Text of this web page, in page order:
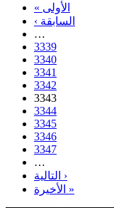
« الأولى
‹ السابقة
…
3339
3340
3341
3342
3343
3344
3345
3346
3347
…
التالية ›
الأخيرة »